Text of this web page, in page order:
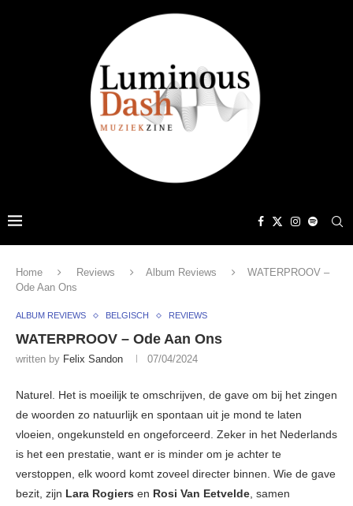
Home Reviews Album Reviews
WATERPROOV –
Ode Aan Ons
ALBUM REVIEWS BELGISCH REVIEWS
WATERPROOV – Ode Aan Ons
written by Felix Sandon 07/04/2024
Naturel. Het is moeilijk te omschrijven, de gave om bij het zingen
de woorden zo natuurlijk en spontaan uit je mond te laten
vloeien, ongekunsteld en ongeforceerd. Zeker in het Nederlands
is het een prestatie, want er is minder om je achter te
verstoppen, elk woord komt zoveel directer binnen. Wie de gave
bezit, zijn Lara Rogiers en Rosi Van Eetvelde, samen